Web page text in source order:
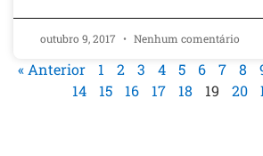
outubro 9, 2017 Nenhum comentário
« Anterior 1 2 3 4 5 6 7 8
14
15 16 17 18 19 20